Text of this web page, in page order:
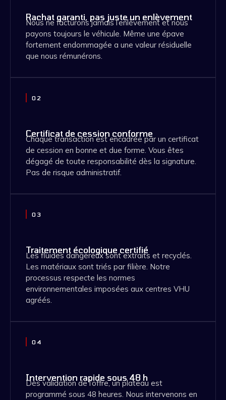
Rachat garanti, pas juste un enlèvement
Nous ne facturons jamais l’enlèvement et nous
payons toujours le véhicule. Même une épave
fortement endommagée a une valeur résiduelle
que nous rémunérons.
02
Certificat de cession conforme
Chaque transaction est encadrée par un certificat
de cession en bonne et due forme. Vous êtes
dégagé de toute responsabilité dès la signature.
Pas de risque administratif.
03
Traitement écologique certifié
Les fluides dangereux sont extraits et recyclés.
Les matériaux sont triés par filière. Notre
processus respecte les normes
environnementales imposées aux centres VHU
agréés.
04
Intervention rapide sous 48 h
Dès validation de l’offre, un plateau est
programmé sous 48 heures. Nous intervenons en